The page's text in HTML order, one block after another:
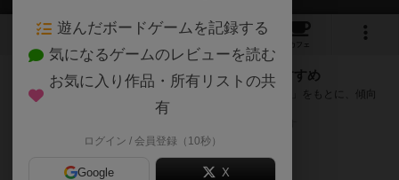
15 1 20
カフェ
『キャッチ・ザ・ムーン』が好きな方へのおすすめ
このゲームのトップページで投票された「プレイ感の評価」をもとに、傾向
が近いボードゲームをランキング形式で紹介します。
遊んだボードゲームを記録する
気になるゲームのレビューを読む
お気に入り作品・所有リストの共
有
ログイン / 会員登録（10秒）
Google X